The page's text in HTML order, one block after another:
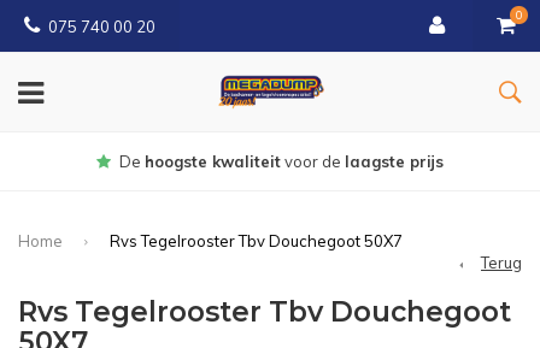
075 740 00 20
0
Gratisbezorgd vanaf € 150
Home
Rvs Tegelrooster Tbv Douchegoot 50X7
Terug
Rvs Tegelrooster Tbv Douchegoot